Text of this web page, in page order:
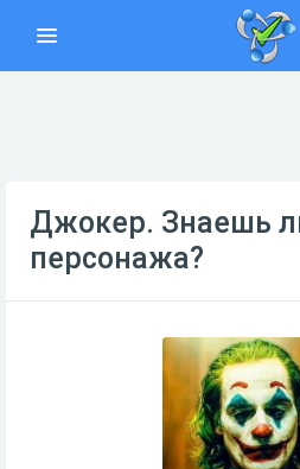
Джокер. Знаешь
персонажа?